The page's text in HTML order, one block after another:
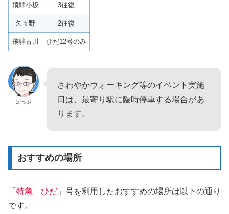
飛騨小坂 3往復
久々野 2往復
飛騨古川 ひだ12号のみ
ぽっぷ
さわやかウォーキング等のイベント実施
日は、最寄り駅に臨時停車する場合があ
ります。
おすすめの場所
「 特急 ひだ 」号を利用したおすすめの場所は以下の通り
です。